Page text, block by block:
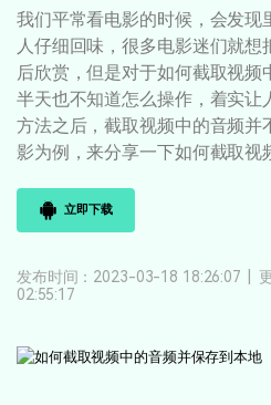
加入我们
帮助中心
客服热线：
AI 图生视频 NEW
AI 绘画
AI 视频续写 NEW
专业创作人群
品牌合作故事
使用教程
文章资讯
其他
帮助中心
产品支持
产品信息
登录
我们平常看电影的时候，会发现
人仔细回味，很多电影迷们就想
后欣赏，但是对于如何截取视频
半天也不知道怎么操作，着实让
方法之后，截取视频中的音频并
影为例，来分享一下如何截取视
立即下载
发布时间：2023-03-18 18:26:07
02:55:17